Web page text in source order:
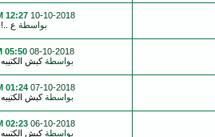
10-10-2018
12:27 AM
بواسطة ع ..!
08-10-2018
05:50 PM
بواسطةكبش الكتيبه
07-10-2018
01:24 AM
بواسطةكبش الكتيبه
06-10-2018
02:23 AM
بواسطةكبش الكتيبه